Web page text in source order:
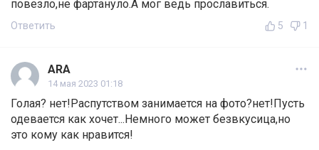
повезло,не фартануло.А мог ведь прославиться.
Ответить 5 1
ARA
14 мая 2023 01:18
Голая? нет!Распутством занимается на фото?нет!Пусть
одевается как хочет...Немного может безвкусица,но
это кому как нравится!